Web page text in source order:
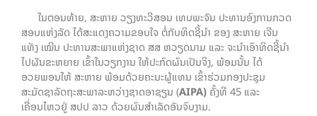
ໃນຕອນທ້າຍ, ສະຫາຍ ວຽງທະວີສອນ ເທບພະຈັນ ປະທານອົງການກວດ
ສອບແຫ່ງລັດ ໄດ້ສະແດງຄວາມຂອບໃຈ ຕໍ່ກັບທິດຊີ້ນຳ ຂອງ ສະຫາຍ ເຈີນ
ແທັງ ເໝີນ ປະທານສະພາແຫ່ງຊາດ ສສ ຫວຽດນາມ ແລະ ຈະນຳເອົາທິດຊີ້ນຳ
ໄປຜັນຂະຫຍາຍ ເຂົ້າໃນວຽກງານ ໃຫ້ປະກົດຜົນເປັນຈິງ, ພ້ອມນັ້ນ ໄດ້
ອວຍພອນໃຫ້ ສະຫາຍ ພ້ອມດ້ວຍຄະນະຜູ້ແທນ ເຂົ້າຮ່ວມກອງປະຊຸມ
ສະມັດຊາລັດຖະສະພາລະຫວ່າງຊາດອາຊຽນ (AIPA) ຄັ້ງທີ 45 ແລະ
ເຄື່ອນໄຫວຢູ່ ສປປ ລາວ ດ້ວຍຜົນສຳເລັດອັນຈົບງາມ.